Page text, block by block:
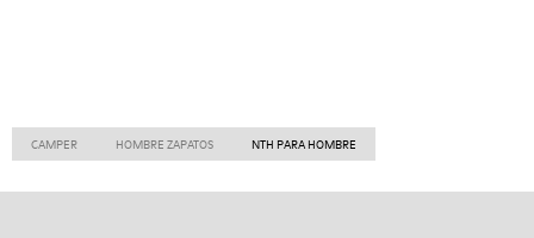
CAMPER HOMBRE ZAPATOS NTH PARA HOMBRE